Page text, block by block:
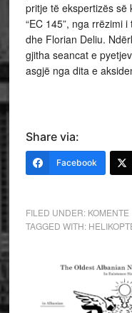
pritje të ekspertizës së
“EC 145”, nga rrëzimi
dhe Florian Deliu.
gjitha seancat e
asgjë nga dita e
Share via:
Facebook
FILED UNDER: KOMENTE
TAGGED WITH: